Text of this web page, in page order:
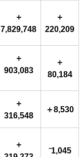
＋
7,829,748
＋
220,209
＋
903,083
＋
80,184
＋
316,548
＋8,530
＋
⁻1,045